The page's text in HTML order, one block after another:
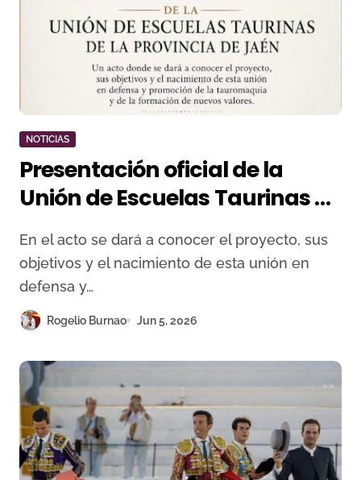
NOTICIAS
Presentación oficial de la
Unión de Escuelas Taurinas de
la provincia de Jaén
En el acto se dará a conocer el proyecto, sus
objetivos y el nacimiento de esta unión en
defensa y…
Rogelio Burnao Jun 5, 2026